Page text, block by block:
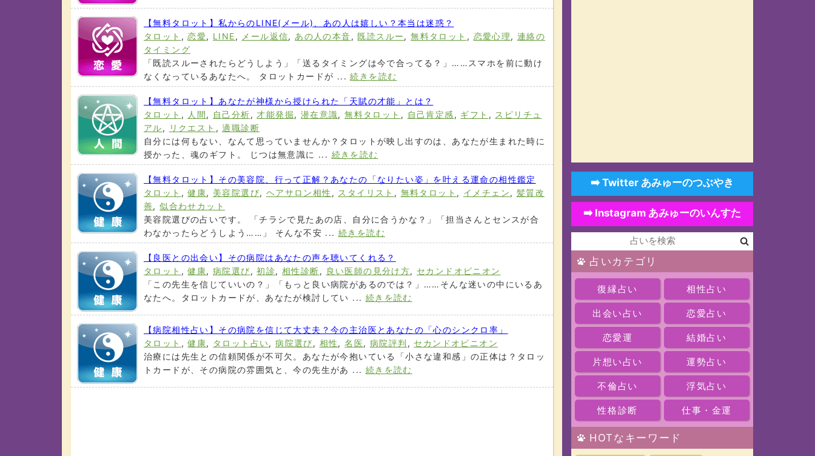
【無料タロット】私からのLINE(メール)、あの人は嬉しい？本当は迷惑？
タロット ,恋愛, LINE, メール返信, あの人の本音, 既読スルー,無料タロット , 恋愛心理, 連絡の
タイミング
「既読スルーされたらどうしよう」「送るタイミングは今で合ってる？」……スマホを前に動け
なくなっているあなたへ。 タロットカードが ...続きを読む
【無料タロット】あなたが神様から授けられた「天賦の才能」とは？
タロット , 人間, 自己分析, 才能発掘, 潜在意識,無料タロット , 自己肯定感, ギフト , スピリチュ
アル, リクエスト ,適職診断
自分には何もない、なんて思っていませんか？タロットが映し出すのは、あなたが生まれた時に
授かった、魂のギフト。 じつは無意識に ... 続きを読む
【無料タロット】その美容院、行って正解？あなたの「なりたい姿」を叶える運命の相性鑑定
タロット ,健康, 美容院選び, ヘアサロン相性 , スタイリスト , 無料タロット , イメチェン, 髪質改
善,似合わせカット
美容院選びの占いです。 「チラシで見たあの店、自分に合うかな？」「担当さんとセンスが合
わなかったらどうしよう……」 そんな不安 ... 続きを読む
【良医との出会い】その病院はあなたの声を聴いてくれる？
タロット ,健康,病院選び,初診,相性診断, 良い医師の見分け方, セカンドオピニオン
「この先生を信じていいの？」「もっと良い病院があるのでは？」……そんな迷いの中にいるあ
なたへ。タロットカードが、あなたが検討してい ... 続きを読む
【病院相性占い】その病院を信じて大丈夫？今の主治医とあなたの「心のシンクロ率」
タロット ,健康, タロット占い,病院選び, 相性,名医, 病院評判 , セカンドオピニオン
治療には先生との信頼関係が不可欠。あなたが今抱いている「小さな違和感」の正体は？タロッ
トカードが、その病院の雰囲気と、今の先生があ ... 続きを読む
➡️ Twitter あみゅーのつぶやき
➡️ Instagram あみゅーのいんすた
占いカテゴリ
復縁占い 相性占い
出会い占い 恋愛占い
恋愛運 結婚占い
片想い占い 運勢占い
不倫占い 浮気占い
性格診断 仕事・金運
HOTなキーワード